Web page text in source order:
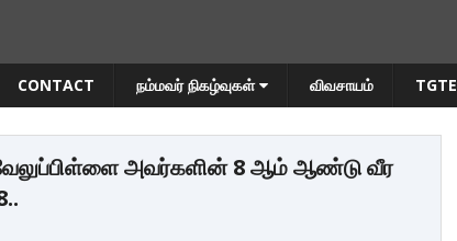
CONTACT நம்மவர் நிகழ்வுகள் விவசாயம் TGTE
அவர்களின் 8 ஆம் ஆண்டு வீர